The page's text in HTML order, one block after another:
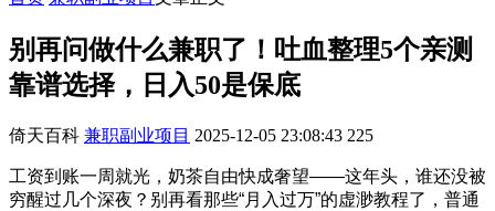
别再问做什么兼职了！吐血整理5个亲测
靠谱选择，日入50是保底
倚天百科 兼职副业项目 2025-12-05 23:08:43 225
工资到账一周就光，奶茶自由快成奢望——这年头，谁还没被
穷醒过几个深夜？别再看那些“月入过万”的虚渺教程了，普通